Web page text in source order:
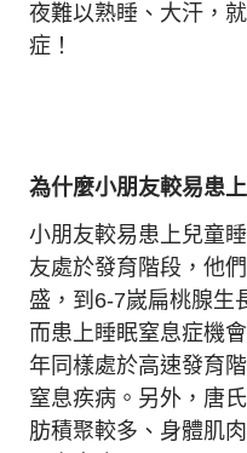
夜難以熟睡、大汗，
症！
為什麼小朋友較易患上
小朋友較易患上兒童
友處於發育階段，他
盛，到6-7嵗扁桃腺生
而患上睡眠窒息症機
年同樣處於高速發育
窒息疾病。另外，唐
肪積聚較多、身體肌